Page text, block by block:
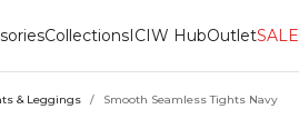
CollectionsICIW HubOutletSALE
& Leggings / Smooth Seamless Tights Navy